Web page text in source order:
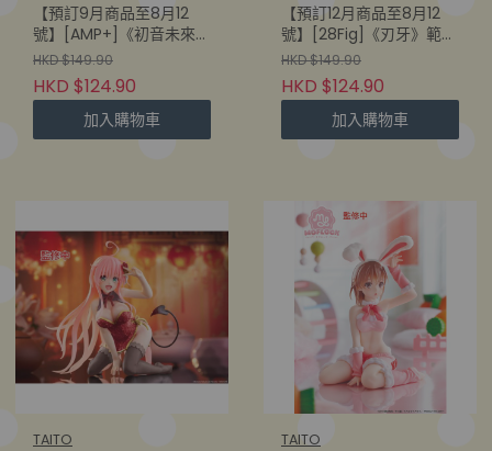
【預訂9月商品至8月12
號】[AMP+]《初音未來》
雪初音 -ALL STARS
2013ver-
(840342405657)
HKD $149.90
HKD $124.90
加入購物車
【預訂12月商品至8月12
號】[28Fig]《刃牙》範馬
勇次郎
(840342406258)
HKD $149.90
HKD $124.90
加入購物車
TAITO TAITO